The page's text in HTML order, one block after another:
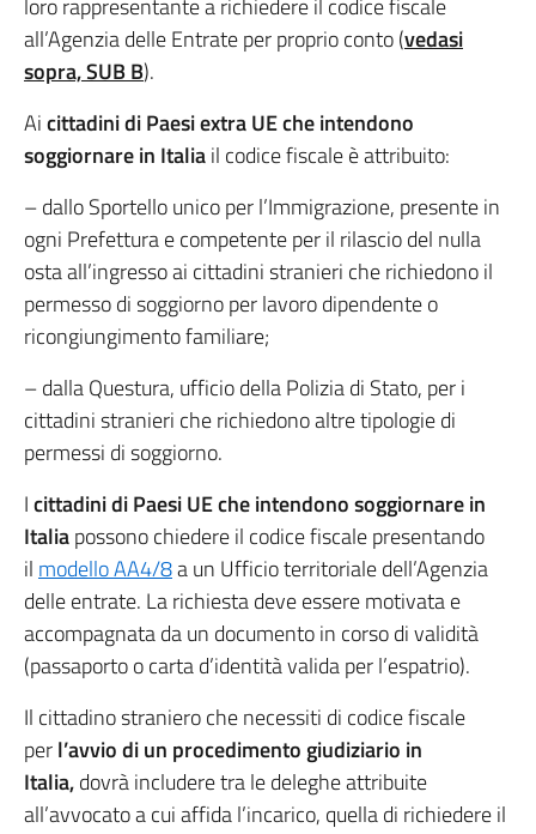
loro rappresentante a richiedere il codice fiscale
all’Agenzia delle Entrate per proprio conto (vedasi
sopra, SUB B).
Aicittadini di Paesi extra UE che intendono
soggiornare in Italiail codice fiscale è attribuito:
– dallo Sportello unico per l’Immigrazione, presente in
ogni Prefettura e competente per il rilascio del nulla
osta all’ingresso ai cittadini stranieri che richiedono il
permesso di soggiorno per lavoro dipendente o
ricongiungimento familiare;
– dalla Questura, ufficio della Polizia di Stato, per i
cittadini stranieri che richiedono altre tipologie di
permessi di soggiorno.
Icittadini di Paesi UE che intendono soggiornare in
Italiapossono chiedere il codice fiscale presentando
il modello AA4/8a un Ufficio territoriale dell’Agenzia
delle entrate. La richiesta deve essere motivata e
accompagnata da un documento in corso di validità
(passaporto o carta d’identità valida per l’espatrio).
Il cittadino straniero che necessiti di codice fiscale
perl’avvio di un procedimento giudiziario in
Italia,dovrà includere tra le deleghe attribuite
all’avvocato a cui affida l’incarico, quella di richiedere il